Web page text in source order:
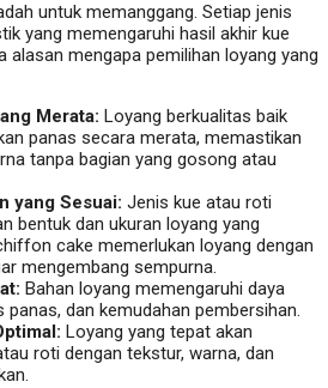
untuk memanggang. Setiap jenis
yang memengaruhi hasil akhir kue
alasan mengapa pemilihan loyang yang
Merata: Loyang berkualitas baik
panas secara merata, memastikan
tanpa bagian yang gosong atau
yang Sesuai: Jenis kue atau roti
bentuk dan ukuran loyang yang
cake memerlukan loyang dengan
mengembang sempurna.
Bahan loyang memengaruhi daya
panas, dan kemudahan pembersihan.
Loyang yang tepat akan
roti dengan tekstur, warna, dan